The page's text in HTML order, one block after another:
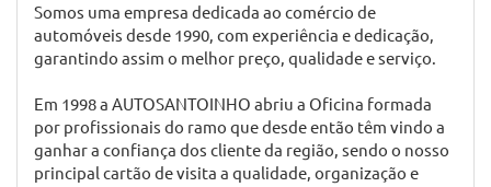
Somos uma empresa dedicada ao comércio de
automóveis desde 1990, com experiência e dedicação,
garantindo assim o melhor preço, qualidade e serviço.
Em 1998 a AUTOSANTOINHO abriu a Oficina formada
por profissionais do ramo que desde então têm vindo a
ganhar a confiança dos cliente da região, sendo o nosso
principal cartão de visita a qualidade, organização e